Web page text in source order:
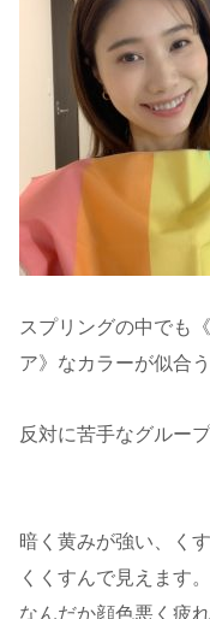
スプリングの中でも
ア》なカラーが似合
反対に苦手なグルー
暗く黄みが強い、く
くくすんで見えます。
なんだか顔色悪く疲